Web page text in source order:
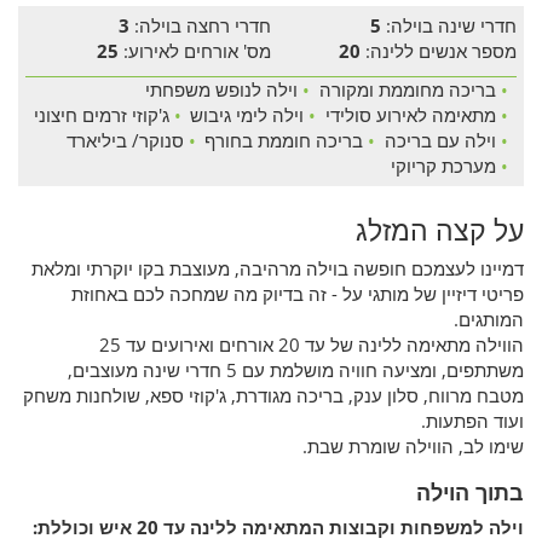
חדרי שינה בוילה: 5 חדרי רחצה בוילה: 3
מספר אנשים ללינה: 20 מס' אורחים לאירוע: 25
• בריכה מחוממת ומקורה • וילה לנופש משפחתי
• מתאימה לאירוע סולידי • וילה לימי גיבוש • ג'קוזי זרמים חיצוני
• וילה עם בריכה • בריכה חוממת בחורף • סנוקר/ ביליארד
• מערכת קריוקי
על קצה המזלג
דמיינו לעצמכם חופשה בוילה מרהיבה, מעוצבת בקו יוקרתי ומלאת
פריטי דיזיין של מותגי על - זה בדיוק מה שמחכה לכם באחוזת
המותגים.
הווילה מתאימה ללינה של עד 20 אורחים ואירועים עד 25
משתתפים, ומציעה חוויה מושלמת עם 5 חדרי שינה מעוצבים,
מטבח מרווח, סלון ענק, בריכה מגודרת, ג'קוזי ספא, שולחנות משחק
ועוד הפתעות.
שימו לב, הווילה שומרת שבת.
בתוך הוילה
וילה למשפחות וקבוצות המתאימה ללינה עד 20 איש וכוללת: